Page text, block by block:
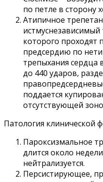
по петле в сторону
Атипичное
которого проходят
предсердию по
трепыхания сердца
до 440 ударов,
поддается
отсутствующей
Патология клинической
Пароксизмальное
длится около
нейтрализуется.
Персистирующее,